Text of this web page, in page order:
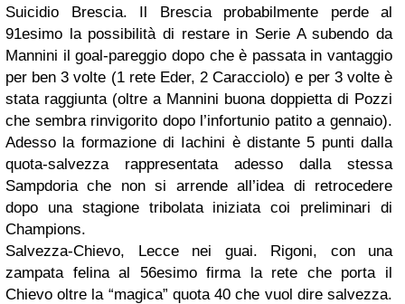
Suicidio Brescia. Il Brescia probabilmente perde al
91esimo la possibilità di restare in Serie A subendo da
Mannini il goal-pareggio dopo che è passata in vantaggio
per ben 3 volte (1 rete Eder, 2 Caracciolo) e per 3 volte è
stata raggiunta (oltre a Mannini buona doppietta di Pozzi
che sembra rinvigorito dopo l’infortunio patito a gennaio).
Adesso la formazione di Iachini è distante 5 punti dalla
quota-salvezza rappresentata adesso dalla stessa
Sampdoria che non si arrende all’idea di retrocedere
dopo una stagione tribolata iniziata coi preliminari di
Champions.
Salvezza-Chievo, Lecce nei guai. Rigoni, con una
zampata felina al 56esimo firma la rete che porta il
Chievo oltre la “magica” quota 40 che vuol dire salvezza.